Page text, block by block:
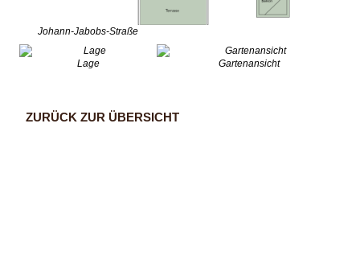
Johann-Jabobs-Straße
Lage Gartenansicht
ZURÜCK ZUR ÜBERSICHT